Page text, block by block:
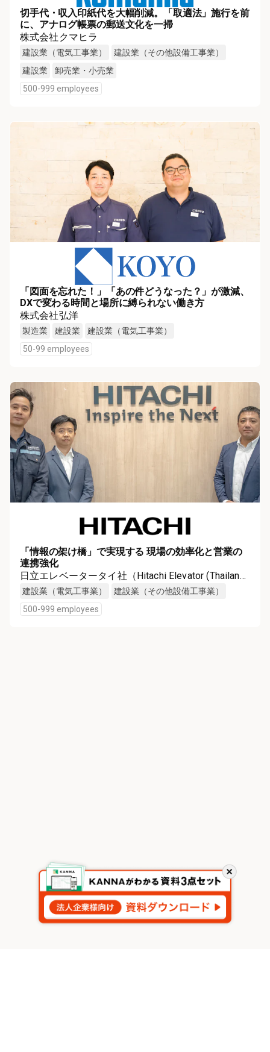
切手代・収入印紙代を大幅削減。「取適法」施行を前
に、アナログ帳票の郵送文化を一掃
株式会社クマヒラ
建設業（電気工事業）
建設業（その他設備工事業）
建設業
卸売業・小売業
500-999 employees
「図面を忘れた！」「あの件どうなった？」が激減、
DXで変わる時間と場所に縛られない働き方
株式会社弘洋
製造業 建設業
建設業（電気工事業）
50-99 employees
「情報の架け橋」で実現する 現場の効率化と営業の
連携強化
日立エレベータータイ社（Hitachi Elevator (Thailand)
Co., Ltd.）
建設業（電気工事業）
建設業（その他設備工事業）
500-999 employees
閉